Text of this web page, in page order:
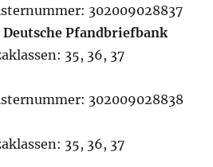
302009028837
Deutsche Pfandbriefbank
35, 36, 37
302009028838
35, 36, 37